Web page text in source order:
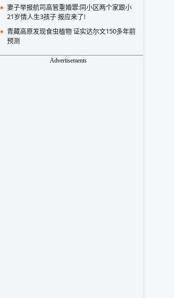
妻子举报航司高管重婚罪:同小区两个家跟小
21岁情人生3孩子 报应来了!
青藏高原发现食虫植物 证实达尔文150多年前
预测
Advertisements